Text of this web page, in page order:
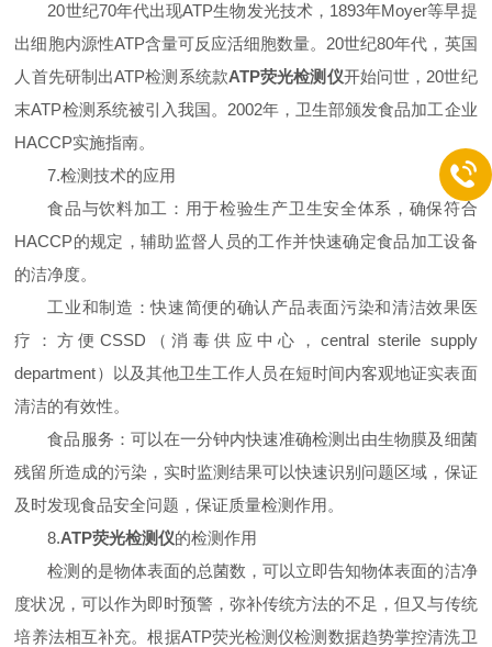
20世纪70年代出现ATP生物发光技术，1893年Moyer等早提
出细胞内源性ATP含量可反应活细胞数量。20世纪80年代，英国
人首先研制出ATP检测系统款ATP荧光检测仪开始问世，20世纪
末ATP检测系统被引入我国。2002年，卫生部颁发食品加工企业
HACCP实施指南。
7.检测技术的应用
食品与饮料加工：用于检验生产卫生安全体系，确保符合
HACCP的规定，辅助监督人员的工作并快速确定食品加工设备
的洁净度。
工业和制造：快速简便的确认产品表面污染和清洁效果医
疗：方便CSSD（消毒供应中心，central sterile supply
department）以及其他卫生工作人员在短时间内客观地证实表面
清洁的有效性。
食品服务：可以在一分钟内快速准确检测出由生物膜及细菌
残留所造成的污染，实时监测结果可以快速识别问题区域，保证
及时发现食品安全问题，保证质量检测作用。
8.ATP荧光检测仪的检测作用
检测的是物体表面的总菌数，可以立即告知物体表面的洁净
度状况，可以作为即时预警，弥补传统方法的不足，但又与传统
培养法相互补充。根据ATP荧光检测仪检测数据趋势掌控清洗卫